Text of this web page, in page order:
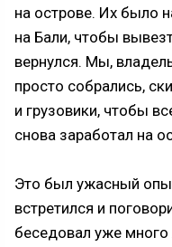
на острове. Их было
на Бали, чтобы
вернулся. Мы,
просто собрались,
и грузовики, чтобы
снова заработал на
Это был ужасный
встретился и
беседовал уже много